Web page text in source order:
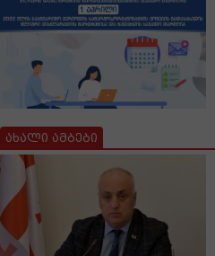
ახალი ამბები